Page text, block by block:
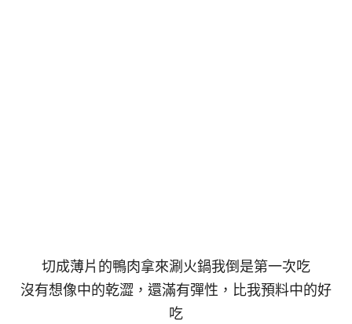
切成薄片的鴨肉拿來涮火鍋我倒是第一次吃
沒有想像中的乾澀，還滿有彈性，比我預料中的好
吃